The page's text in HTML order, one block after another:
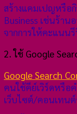
สร้างแคมเปญหรือ
Business เช่นร้า
จากการให้คะแนน
2. ใช้ Google
Google Search
คนใช้คีย์เวิร์ดหรือ
เว็บไซต์/คอนเทน